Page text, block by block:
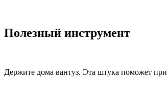
Полезный инструмент
Держите дома вантуз. Эта штука поможет при